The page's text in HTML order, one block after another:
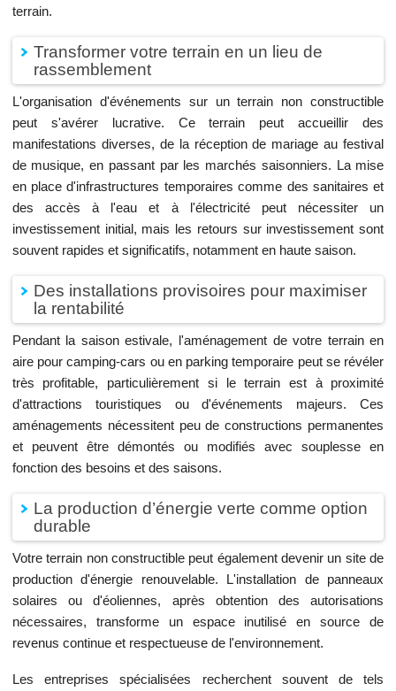
terrain.
Transformer votre terrain en un lieu de
rassemblement
L'organisation d'événements sur un terrain non constructible
peut s'avérer lucrative. Ce terrain peut accueillir des
manifestations diverses, de la réception de mariage au festival
de musique, en passant par les marchés saisonniers. La mise
en place d'infrastructures temporaires comme des sanitaires et
des accès à l'eau et à l'électricité peut nécessiter un
investissement initial, mais les retours sur investissement sont
souvent rapides et significatifs, notamment en haute saison.
Des installations provisoires pour maximiser
la rentabilité
Pendant la saison estivale, l'aménagement de votre terrain en
aire pour camping-cars ou en parking temporaire peut se révéler
très profitable, particulièrement si le terrain est à proximité
d'attractions touristiques ou d'événements majeurs. Ces
aménagements nécessitent peu de constructions permanentes
et peuvent être démontés ou modifiés avec souplesse en
fonction des besoins et des saisons.
La production d’énergie verte comme option
durable
Votre terrain non constructible peut également devenir un site de
production d'énergie renouvelable. L'installation de panneaux
solaires ou d'éoliennes, après obtention des autorisations
nécessaires, transforme un espace inutilisé en source de
revenus continue et respectueuse de l'environnement.
Les entreprises spécialisées recherchent souvent de tels